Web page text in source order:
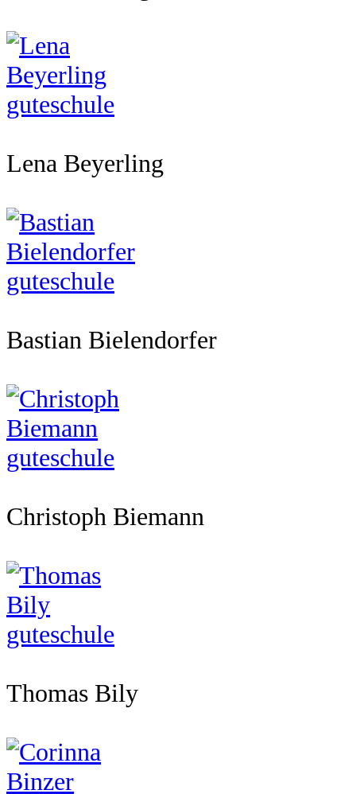
Lena Beyerling
Bastian Bielendorfer
Christoph Biemann
Thomas Bily